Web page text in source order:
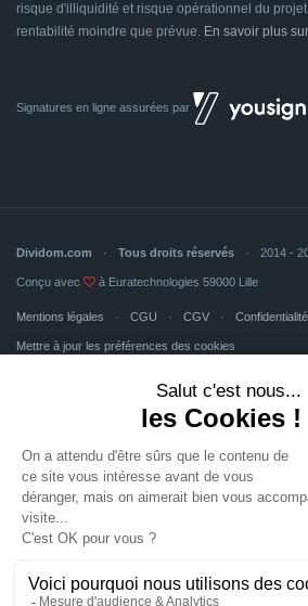
risque d'illiquidité et risque opérationnel du
rentabilité moindre que prévue. En savoir plus
Signatures en ligne assurées par
Dividom.com Tous droits réservés 2014 -
Conçu avec à Euratechnologies 59000 Lille
Mentions légales CGU CGV Confidentialité
Mettre à jour les préférences des cookies